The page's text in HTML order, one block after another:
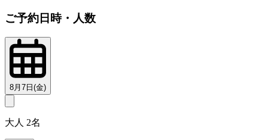
ご予約日時・人数
8月7日(金)
大人 2名